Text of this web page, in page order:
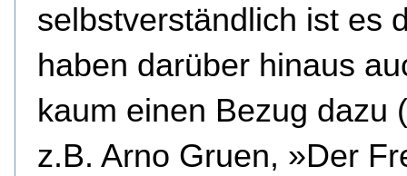
selbstverständlich ist es
haben darüber hinaus
kaum einen Bezug dazu
z.B. Arno Gruen, »Der